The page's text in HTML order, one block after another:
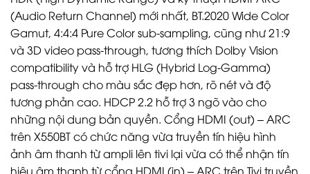
(Audio Return Channel) mới nhất, BT.2020 Wide Color
Gamut, 4:4:4 Pure Color sub-sampling, cũng như 21:9
và 3D video pass-through, tương thích Dolby Vision
compatibility và hỗ trợ HLG (Hybrid Log-Gamma)
pass-through cho màu sắc đẹp hơn, rõ nét và độ
tương phản cao. HDCP 2.2 hỗ trợ 3 ngõ vào cho
những nội dung bản quyền. Cổng HDMI (out) – ARC
trên X550BT có chức năng vừa truyền tín hiệu hình
ảnh âm thanh từ ampli lên tivi lại vừa có thể nhận tín
hiệu âm thanh từ cổng HDMI (in) – ARC trên Tivi truyền